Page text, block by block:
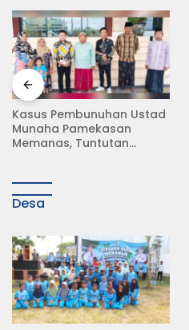
Kasus Pembunuhan Ustad
Munaha Pamekasan
Memanas, Tuntutan
Desa